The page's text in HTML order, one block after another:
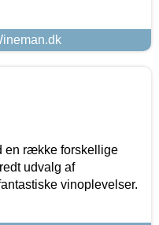
en række forskellige
udvalg af
vinoplevelser.